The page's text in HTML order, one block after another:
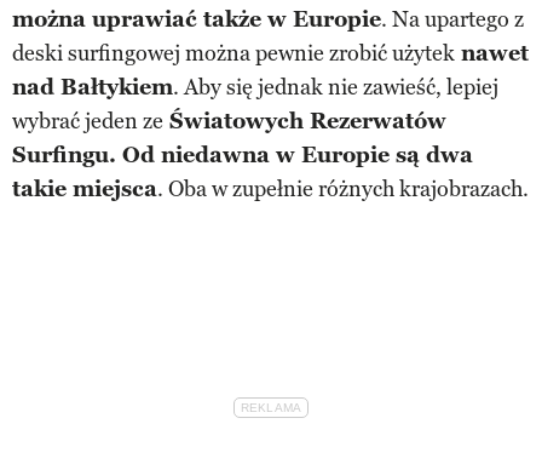
można uprawiać także w Europie. Na upartego z
deski surfingowej można pewnie zrobić użytek nawet
nad Bałtykiem. Aby się jednak nie zawieść, lepiej
wybrać jeden ze Światowych Rezerwatów
Surfingu. Od niedawna w Europie są dwa
takie miejsca. Oba w zupełnie różnych krajobrazach.